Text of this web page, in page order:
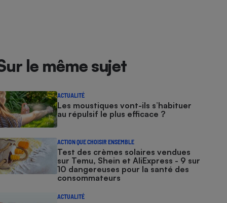
le même sujet
ACTUALITÉ
Les moustiques vont-ils s’habituer
au répulsif le plus efficace ?
ACTION QUE CHOISIR ENSEMBLE
Test des crèmes solaires vendues
sur Temu, Shein et AliExpress - 9 sur
10 dangereuses pour la santé des
consommateurs
ACTUALITÉ